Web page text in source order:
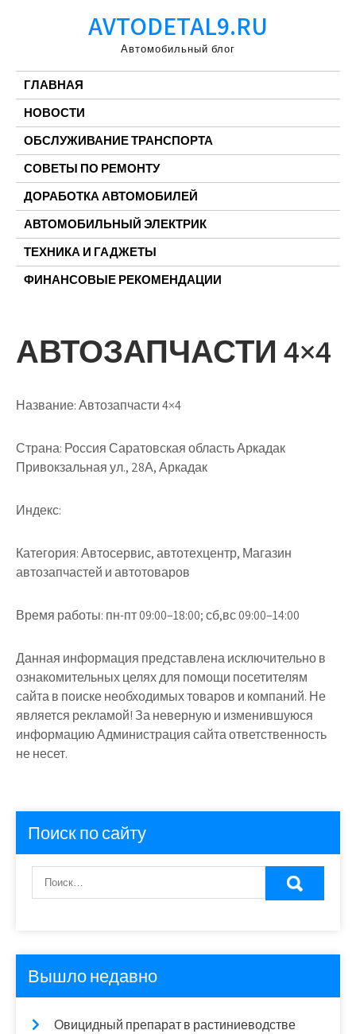
AVTODETAL9.RU
Автомобильный блог
ГЛАВНАЯ
НОВОСТИ
ОБСЛУЖИВАНИЕ ТРАНСПОРТА
СОВЕТЫ ПО РЕМОНТУ
ДОРАБОТКА АВТОМОБИЛЕЙ
АВТОМОБИЛЬНЫЙ ЭЛЕКТРИК
ТЕХНИКА И ГАДЖЕТЫ
ФИНАНСОВЫЕ РЕКОМЕНДАЦИИ
АВТОЗАПЧАСТИ 4×4
Название:Автозапчасти 4×4
Страна: Россия Саратовская область Аркадак
Привокзальная ул., 28А, Аркадак
Индекс:
Категория:Автосервис, автотехцентр, Магазин
автозапчастей и автотоваров
Время работы: пн-пт 09:00–18:00; сб,вс 09:00–14:00
Данная информация представлена исключительно в
ознакомительных целях для помощи посетителям
сайта в поиске необходимых товаров и компаний. Не
является рекламой! За неверную и изменившуюся
информацию Администрация сайта ответственность
не несет.
Поиск по сайту
Вышло недавно
Овицидный препарат в растиниеводстве